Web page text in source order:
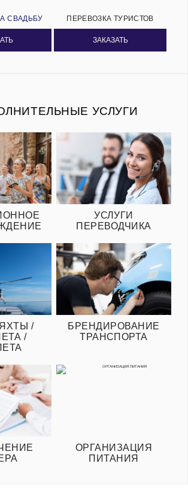
СВАДЬБУ ПЕРЕВОЗКА ТУРИСТОВ
ЗАКАЗАТЬ
УСЛУГИ
УСЛУГИ
ПЕРЕВОДЧИКА
/
/
БРЕНДИРОВАНИЕ
ТРАНСПОРТА
ОРГАНИЗАЦИЯ
ПИТАНИЯ